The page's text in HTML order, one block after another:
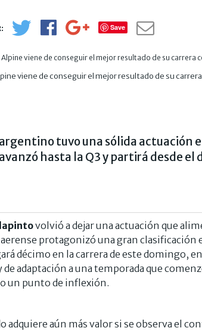
Save
viene de conseguir el mejor resultado de su
tuvo una sólida actuación
hasta la Q3 y partirá desde
volvió a dejar una actuación que
protagonizó una gran clasificación
décimo en la carrera de este domingo,
de adaptación a una temporada que
un punto de inflexión.
adquiere aún más valor si se observa el